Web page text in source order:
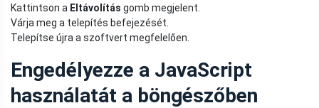
Kattintson a Eltávolítás gomb megjelent.
Várja meg a telepítés befejezését.
Telepítse újra a szoftvert megfelelően.
Engedélyezze a JavaScript
használatát a böngészőben